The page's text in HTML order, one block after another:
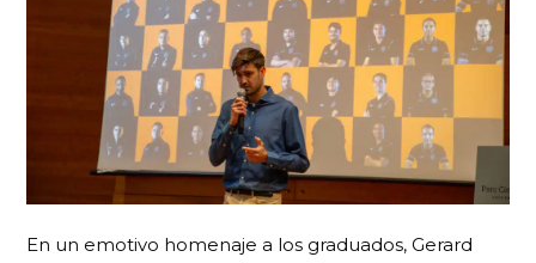
En un emotivo homenaje a los graduados, Gerard